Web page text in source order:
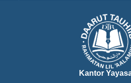
Kantor